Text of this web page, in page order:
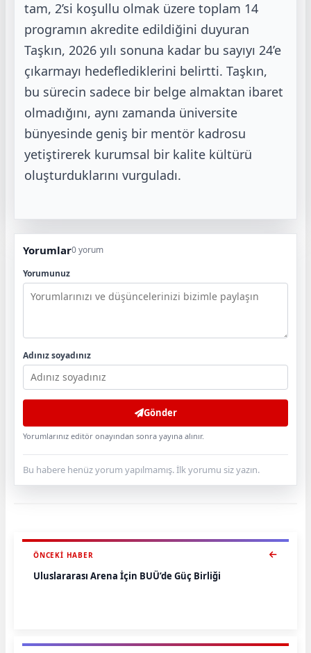
tam, 2’si koşullu olmak üzere toplam 14
programın akredite edildiğini duyuran
Taşkın, 2026 yılı sonuna kadar bu sayıyı 24’e
çıkarmayı hedeflediklerini belirtti. Taşkın,
bu sürecin sadece bir belge almaktan ibaret
olmadığını, aynı zamanda üniversite
bünyesinde geniş bir mentör kadrosu
yetiştirerek kurumsal bir kalite kültürü
oluşturduklarını vurguladı.
Yorumlar0 yorum
Yorumunuz
Adınız soyadınız
Gönder
Yorumlarınız editör onayından sonra yayına alınır.
Bu habere henüz yorum yapılmamış. İlk yorumu siz yazın.
ÖNCEKI HABER
Uluslararası Arena İçin BUÜ’de Güç Birliği